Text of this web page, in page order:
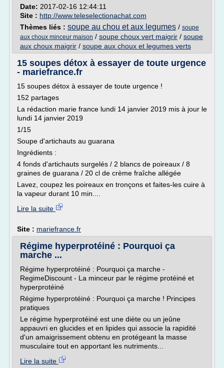
Date: 2017-02-16 12:44:11
Site : http://www.teleselectionachat.com
Thèmes liés : soupe au chou et aux legumes / soupe
aux choux minceur maison / soupe choux vert maigrir / soupe
aux choux maigrir / soupe aux choux et legumes verts
15 soupes détox à essayer de toute urgence
- mariefrance.fr
15 soupes détox à essayer de toute urgence !
152 partages
La rédaction marie france lundi 14 janvier 2019 mis à jour le
lundi 14 janvier 2019
1/15
Soupe d'artichauts au guarana
Ingrédients :
4 fonds d'artichauts surgelés / 2 blancs de poireaux / 8
graines de guarana / 20 cl de crème fraîche allégée
Lavez, coupez les poireaux en tronçons et faites-les cuire à
la vapeur durant 10 min....
Lire la suite
Site : mariefrance.fr
Régime hyperprotéiné : Pourquoi ça
marche ...
Régime hyperprotéiné : Pourquoi ça marche -
RegimeDiscount - La minceur par le régime protéiné et
hyperprotéiné
Régime hyperprotéiné : Pourquoi ça marche ! Principes
pratiques
Le régime hyperprotéiné est une diète ou un jeûne
appauvri en glucides et en lipides qui associe la rapidité
d'un amaigrissement obtenu en protégeant la masse
musculaire tout en apportant les nutriments...
Lire la suite